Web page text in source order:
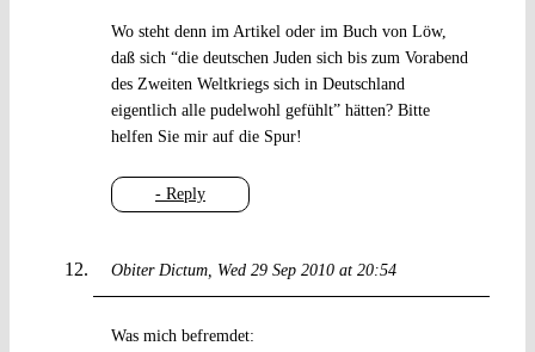
- Reply
Wo steht denn im Artikel oder im Buch von Löw,
daß sich “die deutschen Juden sich bis zum Vorabend
des Zweiten Weltkriegs sich in Deutschland
eigentlich alle pudelwohl gefühlt” hätten? Bitte
helfen Sie mir auf die Spur!
Obiter Dictum Wed 29 Sep 2010 at 20:54
Was mich befremdet: